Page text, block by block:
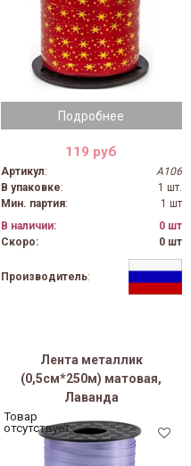
Подробнее
119 руб
Артикул:
А106
В упаковке:
1 шт.
Мин. партия:
1 шт
В наличии:
0 шт
Скоро:
0 шт
Производитель:
Лента металлик
(0,5см*250м) матовая,
Лаванда
Товар
отсутствует